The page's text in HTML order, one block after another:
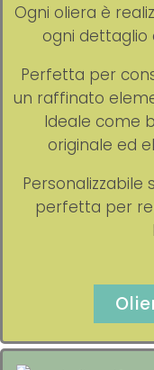
Ogni oliera è
ogni dettaglio
Perfetta per
un raffinato
Ideale come
originale ed
Personalizzabile
perfetta per